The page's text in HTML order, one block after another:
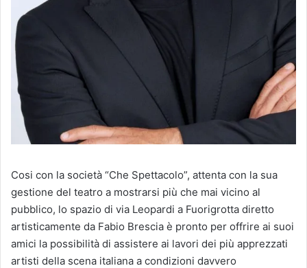
Cosi con la società “Che Spettacolo”, attenta con la sua
gestione del teatro a mostrarsi più che mai vicino al
pubblico, lo spazio di via Leopardi a Fuorigrotta diretto
artisticamente da Fabio Brescia è pronto per offrire ai suoi
amici la possibilità di assistere ai lavori dei più apprezzati
artisti della scena italiana a condizioni davvero